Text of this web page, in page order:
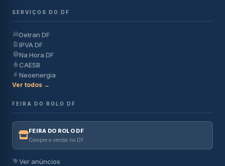
SERVIÇOS DO DF
Detran DF
IPVA DF
Na Hora DF
CAESB
Neoenergia
Ver todos →
FEIRA DO ROLO DF
FEIRA DO ROLO DF
Compre e venda no DF
Ver anúncios